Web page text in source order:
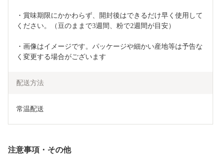
・賞味期限にかかわらず、開封後はできるだけ早く使用して
ください。（豆のままで3週間、粉で2週間が目安）
・画像はイメージです。パッケージや細かい産地等は予告な
く変更する場合がございます
配送方法
常温配送
注意事項・その他